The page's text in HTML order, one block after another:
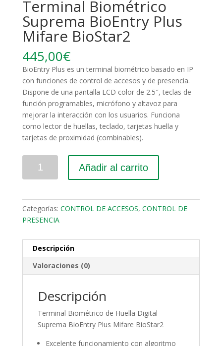
Terminal Biométrico
Suprema BioEntry Plus
Mifare BioStar2
445,00€
BioEntry Plus es un terminal biométrico basado en IP
con funciones de control de accesos y de presencia.
Dispone de una pantalla LCD color de 2.5″, teclas de
función programables, micrófono y altavoz para
mejorar la interacción con los usuarios. Funciona
como lector de huellas, teclado, tarjetas huella y
tarjetas de proximidad (combinables).
Añadir al carrito
Categorías: CONTROL DE ACCESOS, CONTROL DE
PRESENCIA
Descripción
Valoraciones (0)
Descripción
Terminal Biométrico de Huella Digital
Suprema BioEntry Plus Mifare BioStar2
Excelente funcionamiento con algoritmo